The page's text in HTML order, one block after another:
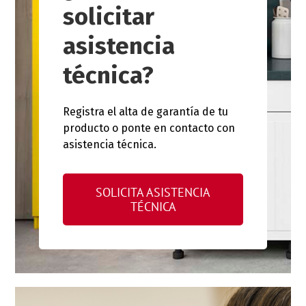
solicitar
asistencia
técnica?
Registra el alta de garantía de tu
producto o ponte en contacto con
asistencia técnica.
SOLICITA ASISTENCIA
TÉCNICA